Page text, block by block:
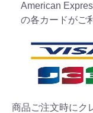
American
の各カードがご
商品ご注文時にク